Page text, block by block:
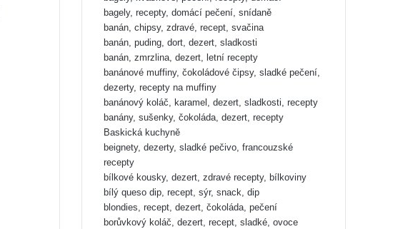
bagely, recepty, domácí pečení, snídaně
banán, chipsy, zdravé, recept, svačina
banán, puding, dort, dezert, sladkosti
banán, zmrzlina, dezert, letní recepty
banánové muffiny, čokoládové čipsy, sladké pečení,
dezerty, recepty na muffiny
banánový koláč, karamel, dezert, sladkosti, recepty
banány, sušenky, čokoláda, dezert, recepty
Baskická kuchyně
beignety, dezerty, sladké pečivo, francouzské
recepty
bílkové kousky, dezert, zdravé recepty, bílkoviny
bílý queso dip, recept, sýr, snack, dip
blondies, recept, dezert, čokoláda, pečení
borůvkový koláč, dezert, recept, sladké, ovoce